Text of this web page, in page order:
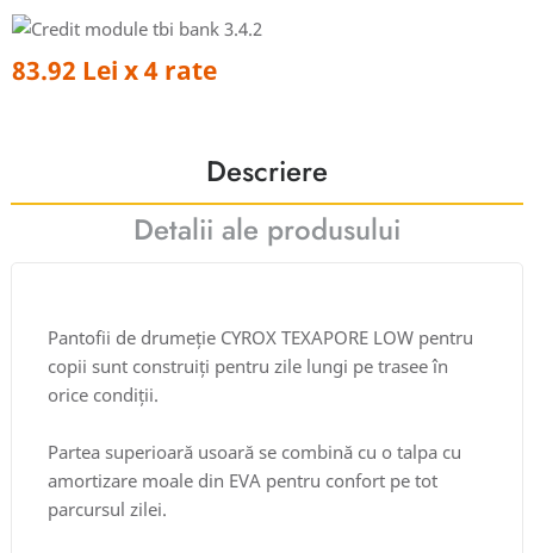
83.92 Lei x 4 rate
Descriere
Detalii ale produsului
Pantofii de drumeție CYROX TEXAPORE LOW pentru
copii sunt construiți pentru zile lungi pe trasee în
orice condiții.
Partea superioară usoară se combină cu o talpa cu
amortizare moale din EVA pentru confort pe tot
parcursul zilei.